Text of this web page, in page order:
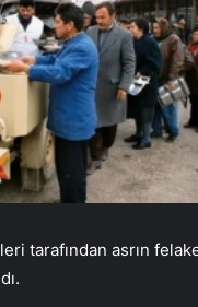
tarafından asrın